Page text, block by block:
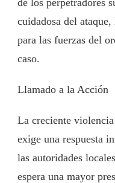
cuidadosa del
para las fuerzas del
caso.
Llamado a la Acción
La creciente
exige una respuesta
las autoridades
espera una mayor